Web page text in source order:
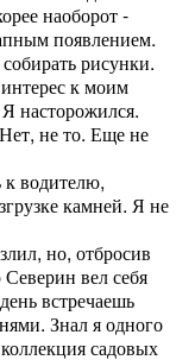
наоборот -
появлением.
рисунки.
к моим
насторожился.
не то. Еще не
водителю,
камней. Я не
но, отбросив
вел себя
встречаешь
Знал я одного
садовых